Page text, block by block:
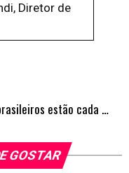
Diretor de
Avós brasileiros estão cada vez mais presentes na vida dos netos
GOSTAR